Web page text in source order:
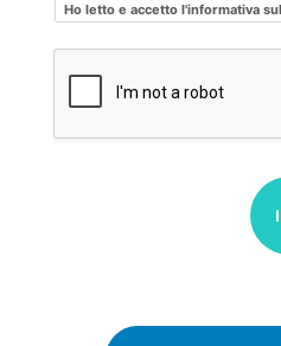
Ho letto e accetto l'informativa